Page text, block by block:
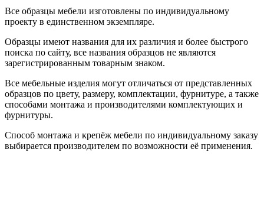
Все образцы мебели изготовлены по индивидуальному
проекту в единственном экземпляре.
Образцы имеют названия для их различия и более быстрого
поиска по сайту, все названия образцов не являются
зарегистрированным товарным знаком.
Все мебельные изделия могут отличаться от представленных
образцов по цвету, размеру, комплектации, фурнитуре, а также
способами монтажа и производителями комплектующих и
фурнитуры.
Способ монтажа и крепёж мебели по индивидуальному заказу
выбирается производителем по возможности её применения.